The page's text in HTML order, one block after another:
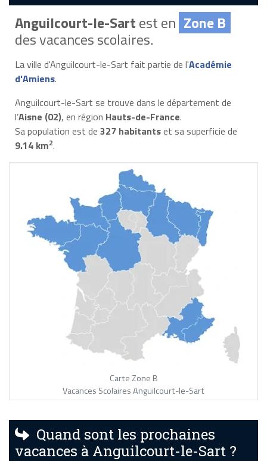
Anguilcourt-le-Sartest en Zone B
des vacances scolaires.
La ville d'Anguilcourt-le-Sart fait partie de l'Académie
d'Amiens.
Anguilcourt-le-Sart se trouve dans le département de
l’Aisne (02), en région Hauts-de-France.
Sa population est de 327 habitantset sa superficie de
9.14 km2.
Carte Zone B
Vacances Scolaires Anguilcourt-le-Sart
Quand sont les prochaines
vacances à Anguilcourt-le-Sart ?